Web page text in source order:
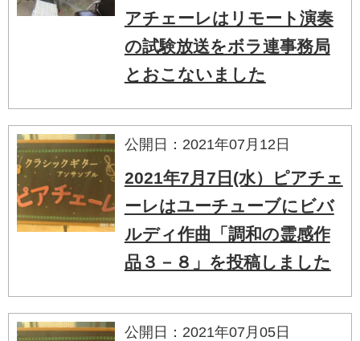
アチェーレはリモート演奏
の試験放送をボラ連事務局
とおこないました
公開日：2021年07月12日
2021年7月7日(水）ピアチェ
ーレはユーチューブにビバ
ルディ作曲「調和の霊感作
品３－８」を投稿しました
公開日：2021年07月05日